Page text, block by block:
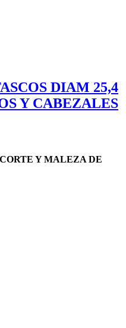
DIAM 25,4
Y CABEZALES
Y MALEZA DE